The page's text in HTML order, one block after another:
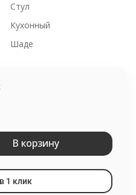
Стул
Кухонный
Шаде
В корзину
1 клик